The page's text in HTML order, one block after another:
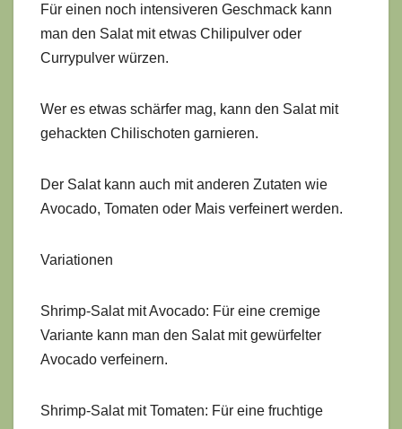
Für einen noch intensiveren Geschmack kann
man den Salat mit etwas Chilipulver oder
Currypulver würzen.
Wer es etwas schärfer mag, kann den Salat mit
gehackten Chilischoten garnieren.
Der Salat kann auch mit anderen Zutaten wie
Avocado, Tomaten oder Mais verfeinert werden.
Variationen
Shrimp-Salat mit Avocado: Für eine cremige
Variante kann man den Salat mit gewürfelter
Avocado verfeinern.
Shrimp-Salat mit Tomaten: Für eine fruchtige